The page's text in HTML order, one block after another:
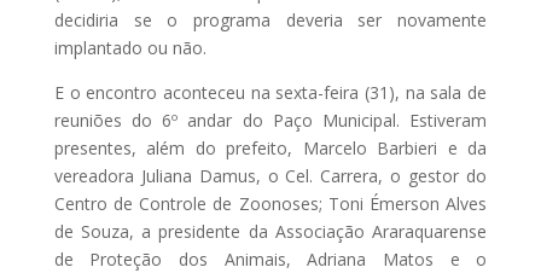
decidiria se o programa deveria ser novamente
implantado ou não.
E o encontro aconteceu na sexta-feira (31), na sala de
reuniões do 6º andar do Paço Municipal. Estiveram
presentes, além do prefeito, Marcelo Barbieri e da
vereadora Juliana Damus, o Cel. Carrera, o gestor do
Centro de Controle de Zoonoses; Toni Émerson Alves
de Souza, a presidente da Associação Araraquarense
de Proteção dos Animais, Adriana Matos e o